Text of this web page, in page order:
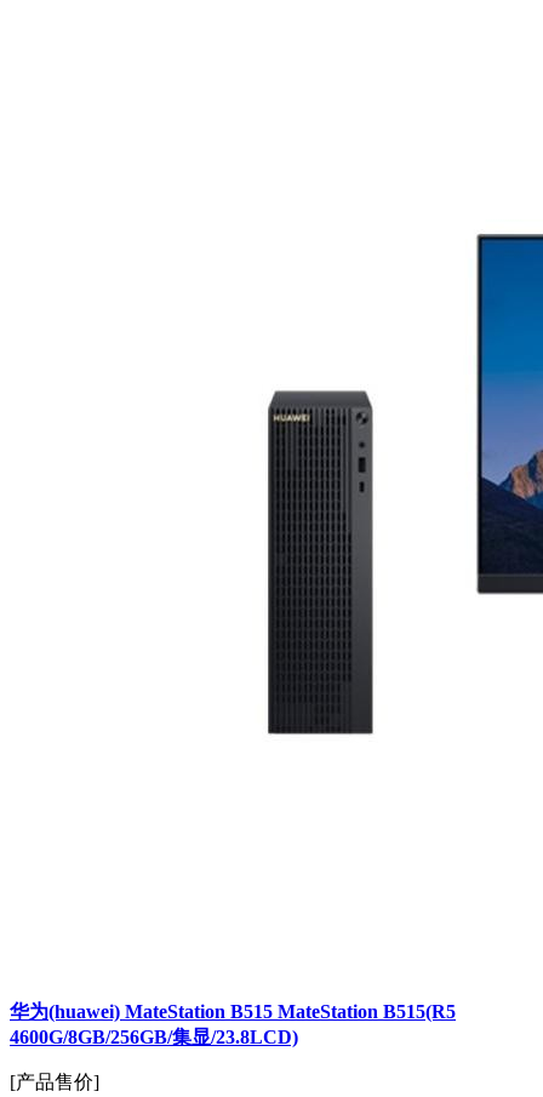
华为(huawei) MateStation B515 MateStation B515(R5
4600G/8GB/256GB/集显/23.8LCD)
[产品售价]